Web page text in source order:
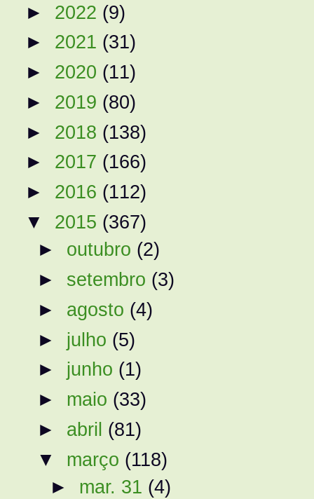
► 2022 (9)
► 2021 (31)
► 2020 (11)
► 2019 (80)
► 2018 (138)
► 2017 (166)
► 2016 (112)
▼ 2015 (367)
► outubro (2)
► setembro (3)
► agosto (4)
► julho (5)
► junho (1)
► maio (33)
► abril (81)
▼ março (118)
► mar. 31 (4)